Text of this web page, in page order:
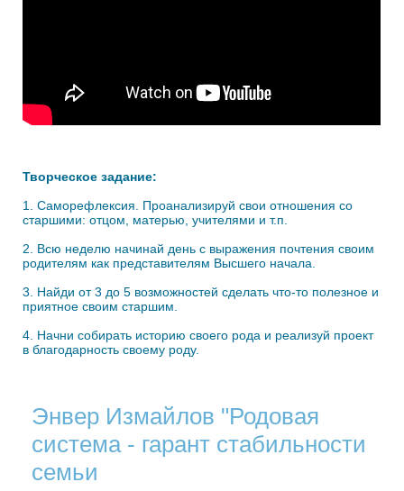
Творческое задание:
1. Саморефлексия. Проанализируй свои отношения со
старшими: отцом, матерью, учителями и т.п.
2. Всю неделю начинай день с выражения почтения своим
родителям как представителям Высшего начала.
3. Найди от 3 до 5 возможностей сделать что-то полезное и
приятное своим старшим.
4. Начни собирать историю своего рода и реализуй проект
в благодарность своему роду.
Энвер Измайлов "Родовая
система - гарант стабильности
семьи